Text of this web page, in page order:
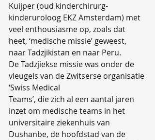
Kuijper (oud kinderchirurg-
kinderuroloog EKZ Amsterdam) met
veel enthousiasme op, zoals dat
heet, ‘medische missie’ geweest,
naar Tadzjikistan en naar Peru.
De Tadzjiekse missie was onder de
vleugels van de Zwitserse organisatie
‘Swiss Medical
Teams’, die zich al een aantal jaren
inzet om medische teams in het
universitaire ziekenhuis van
Dushanbe, de hoofdstad van de